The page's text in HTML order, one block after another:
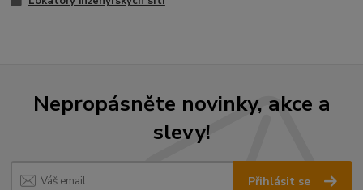
Nepropásněte novinky, akce a
slevy!
Přihlásit se